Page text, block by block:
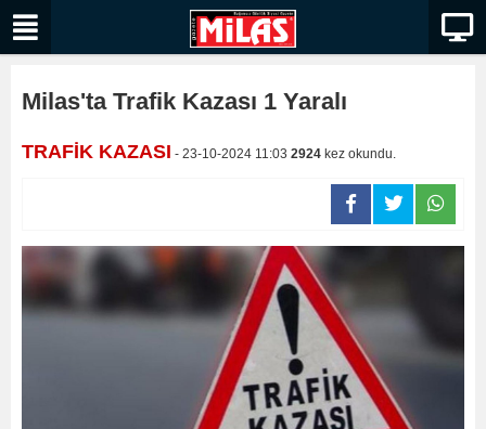
Milas'ta Trafik Kazası 1 Yaralı
TRAFİK KAZASI - 23-10-2024 11:03 2924 kez okundu.